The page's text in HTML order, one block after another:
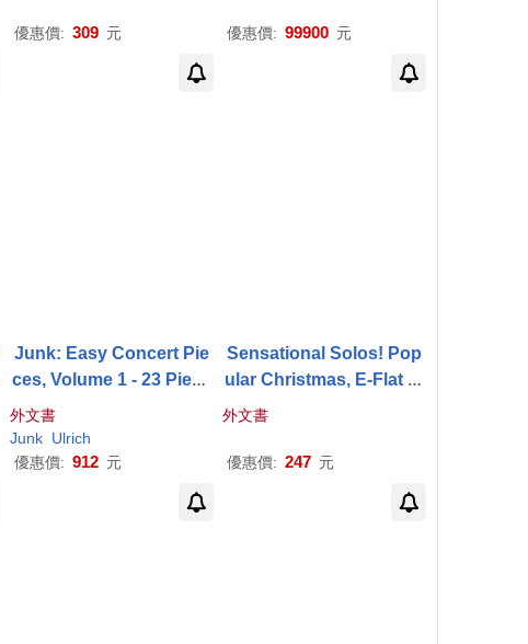
安法萊塔 (指揮) / 國家管弦
Creston, Kay & Piston:
優惠價: 309 元 優惠價: 99900 元
Junk: Easy Concert Pie
ces, Volume 1 - 23 Piece
s from 5 Centuries
Saxophone and Piano B
ook with Audio Online
外文書
Junk Ulrich
優惠價: 912 元
Sensational Solos! Pop
ular Christmas, E-Flat Al
to
外文書
優惠價: 247 元